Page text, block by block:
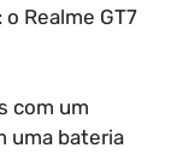
Realme GT7
com um
uma bateria